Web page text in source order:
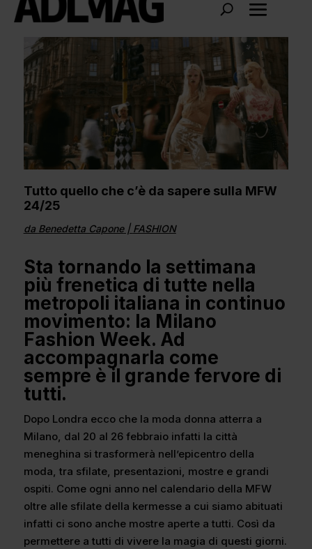
Tutto quello che c’è da sapere sulla MFW
24/25
da Benedetta Capone| FASHION
Sta tornando la settimana
più frenetica di tutte nella
metropoli italiana in continuo
movimento: la Milano
Fashion Week. Ad
accompagnarla come
sempre è il grande fervore di
tutti.
Dopo Londra ecco che la moda donna atterra a
Milano, dal 20 al 26 febbraio infatti la città
meneghina si trasformerà nell’epicentro della
moda, tra sfilate, presentazioni, mostre e grandi
ospiti. Come ogni anno nel calendario della MFW
oltre alle sfilate della kermesse a cui siamo abituati
infatti ci sono anche mostre aperte a tutti. Così da
permettere a tutti di vivere la magia di questi giorni.